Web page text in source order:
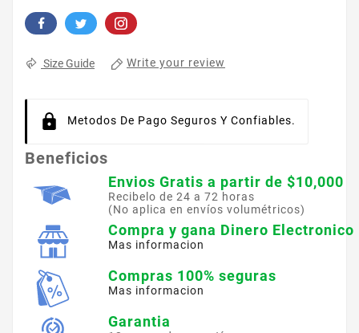
Size Guide Write your review
Metodos De Pago Seguros Y Confiables.
Beneficios
Envios Gratis a partir de $10,000
Recibelo de 24 a 72 horas
(No aplica en envíos volumétricos)
Compra y gana Dinero Electronico
Mas informacion
Compras 100% seguras
Mas informacion
Garantia